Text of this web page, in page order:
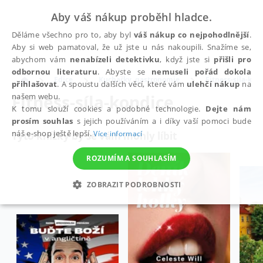
Edice Kuchařky, gastronomie Fitness-síla-
Fitness-síla-kondice
Tyto knížky by se vám mohly líbit
Aby váš nákup proběhl hladce.
Děláme všechno pro to, aby bylváš nákup co nejpohodlnější.
Aby si web pamatoval, že už jste u nás nakoupili. Snažíme se,
abychom vám nenabízeli detektivku, když jste si přišli pro
odbornou literaturu. Abyste se nemuseli pořád dokola
přihlašovat. A spoustu dalších věcí, které vám ulehčí nákup na
našem webu.
K tomu slouží cookies a podobné technologie. Dejte nám
prosím souhlas s jejich používáním a i díky vaší pomoci bude
náš e-shop ještě lepší.Více informací
ROZUMÍM A SOUHLASÍM
ZOBRAZIT PODROBNOSTI
NEZBYTNÉ ANALYTICKÉ MARKETINGOVÉ
FUNKČNÍ NEZAŘAZENÉ SOUBORY